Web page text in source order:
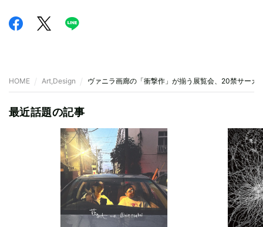
HOME Art,Design ヴァニラ画廊の「衝撃作」が揃う展覧会、20禁サーカ
最近話題の記事